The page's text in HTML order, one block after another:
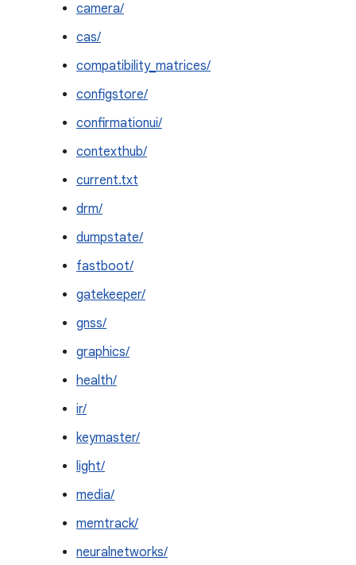
camera/
cas/
compatibility_matrices/
configstore/
confirmationui/
contexthub/
current.txt
drm/
dumpstate/
fastboot/
gatekeeper/
gnss/
graphics/
health/
ir/
keymaster/
light/
media/
memtrack/
neuralnetworks/